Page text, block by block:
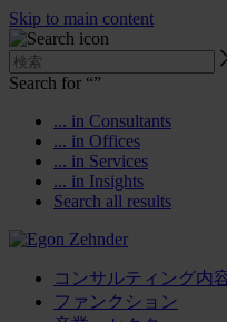
Skip to main content
Search for “”
... in Consultants
... in Offices
... in Services
... in Insights
Search all results
コンサルティング内
ファンクション